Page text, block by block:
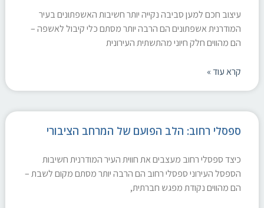
עיצוב חכם למען סביבה נקייה יותר חשיבות האשפתונים בעיר
המודרנית אשפתונים הם הרבה יותר מסתם כלי קיבול לאשפה –
הם מהווים חלק חיוני מהתשתית העירונית
קרא עוד »
ספסלי רחוב: הלב הפועם של המרחב הציבורי
כיצד ספסלי רחוב מעצבים את חווית העיר המודרנית חשיבות
הספסל העירוני ספסלי רחוב הם הרבה יותר מסתם מקום לשבת –
הם מהווים נקודת מפגש חברתית,